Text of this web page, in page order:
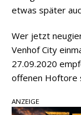
etwas später
Wer jetzt
Venhof City
27.09.2020
offenen Hoftore
ANZEIGE